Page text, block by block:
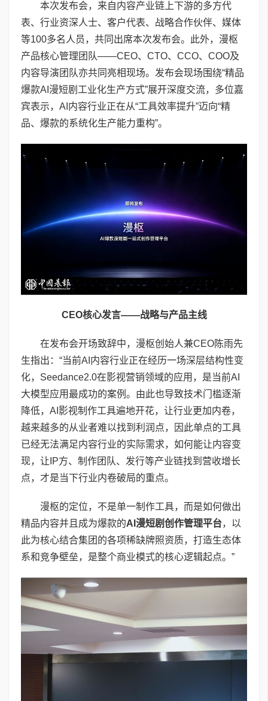
本次发布会，来自内容产业链上下游的多方代
表、行业资深人士、客户代表、战略合作伙伴、媒体
等100多名人员，共同出席本次发布会。此外，漫枢
产品核心管理团队——CEO、CTO、CCO、COO及
内容导演团队亦共同亮相现场。发布会现场围绕“精品
爆款AI漫短剧工业化生产方式”展开深度交流，多位嘉
宾表示，AI内容行业正在从“工具效率提升”迈向“精
品、爆款的系统化生产能力重构”。
CEO核心发言——战略与产品主线
在发布会开场致辞中，漫枢创始人兼CEO陈雨先
生指出：“当前AI内容行业正在经历一场深层结构性变
化，Seedance2.0在影视营销领域的应用，是当前AI
大模型应用最成功的案例。由此也导致技术门槛逐渐
降低，AI影视制作工具遍地开花，让行业更加内卷，
越来越多的从业者难以找到利润点，因此单点的工具
已经无法满足内容行业的实际需求，如何能让内容变
现，让IP方、制作团队、发行等产业链找到营收增长
点，才是当下行业内卷破局的重点。
漫枢的定位，不是单一制作工具，而是如何做出
精品内容并且成为爆款的AI 漫短剧创作管理平台，以
此为核心结合集团的各项稀缺牌照资质，打造生态体
系和竞争壁垒，是整个商业模式的核心逻辑起点。”